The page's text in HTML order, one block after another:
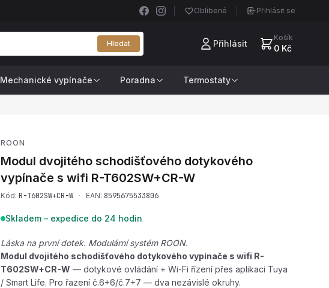
Oblíbené Přihlásit se
Hledat Přihlásit
Košík
0 Kč
Mechanické vypínače Poradna Termostaty
ROON
Modul dvojitého schodišťového dotykového
vypínače s wifi R-T602SW+CR-W
Kód: R-T602SW+CR-W · EAN: 8595675533806
Skladem – expedice do 24 hodin
Láska na první dotek. Modulární systém ROON.
Modul dvojitého schodišťového dotykového vypínače s wifi R-
T602SW+CR-W — dotykové ovládání + Wi-Fi řízení přes aplikaci Tuya
/ Smart Life. Pro řazení č.6+6/č.7+7 — dva nezávislé okruhy.